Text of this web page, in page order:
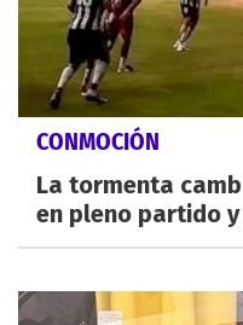
CONMOCIÓN
La tormenta
en pleno partido